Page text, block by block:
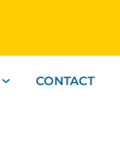
CONTACT